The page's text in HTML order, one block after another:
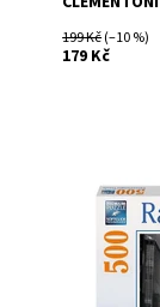
199 Kč(–10 %)
179 Kč
Dostupnost:
Značka: